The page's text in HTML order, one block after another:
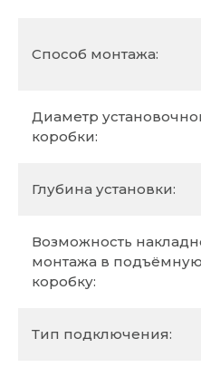
Способ монтажа:
Диаметр
коробки:
Глубина установки:
Возможность
монтажа в подъёмную
коробку:
Тип подключения: